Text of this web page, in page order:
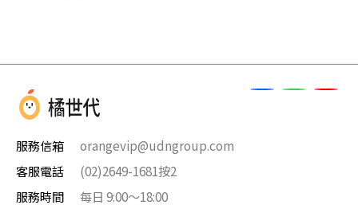
服務信箱
orangevip@udngroup.com
客服電話
(02)2649-1681按2
服務時間
每日 9:00～18:00